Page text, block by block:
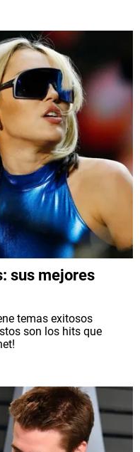
sus mejores
temas exitosos
son los hits que